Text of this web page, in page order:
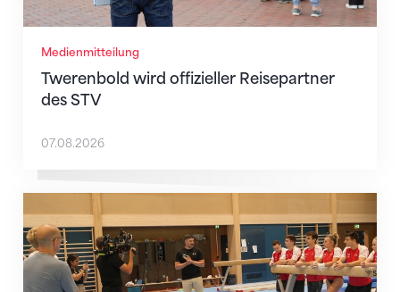
Medienmitteilung
Twerenbold wird offizieller Reisepartner
des STV
07.08.2026
Mit klaren Zielen nach Zagreb